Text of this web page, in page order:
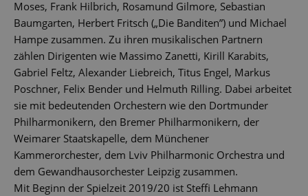
Moses, Frank Hilbrich, Rosamund Gilmore, Sebastian
Baumgarten, Herbert Fritsch („Die Banditen”) und Michael
Hampe zusammen. Zu ihren musikalischen Partnern
zählen Dirigenten wie Massimo Zanetti, Kirill Karabits,
Gabriel Feltz, Alexander Liebreich, Titus Engel, Markus
Poschner, Felix Bender und Helmuth Rilling. Dabei arbeitet
sie mit bedeutenden Orchestern wie den Dortmunder
Philharmonikern, den Bremer Philharmonikern, der
Weimarer Staatskapelle, dem Münchener
Kammerorchester, dem Lviv Philharmonic Orchestra und
dem Gewandhausorchester Leipzig zusammen.
Mit Beginn der Spielzeit 2019/20 ist Steffi Lehmann